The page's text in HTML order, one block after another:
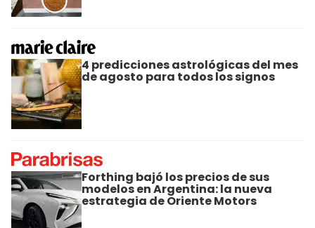
4 predicciones astrológicas del mes
de agosto para todos los signos
Forthing bajó los precios de sus
modelos en Argentina: la nueva
estrategia de Oriente Motors